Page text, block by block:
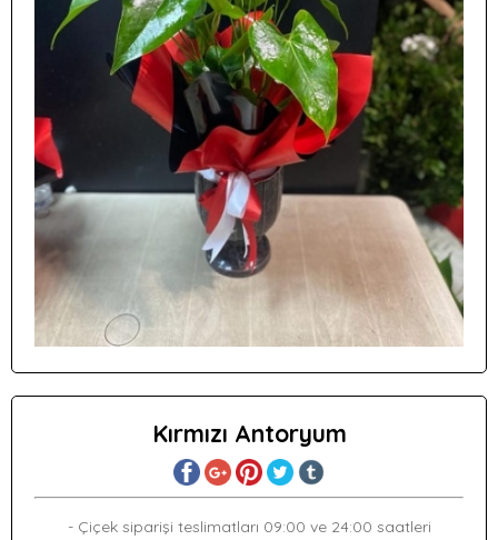
Kırmızı Antoryum
- Çiçek siparişi teslimatları 09:00 ve 24:00 saatleri